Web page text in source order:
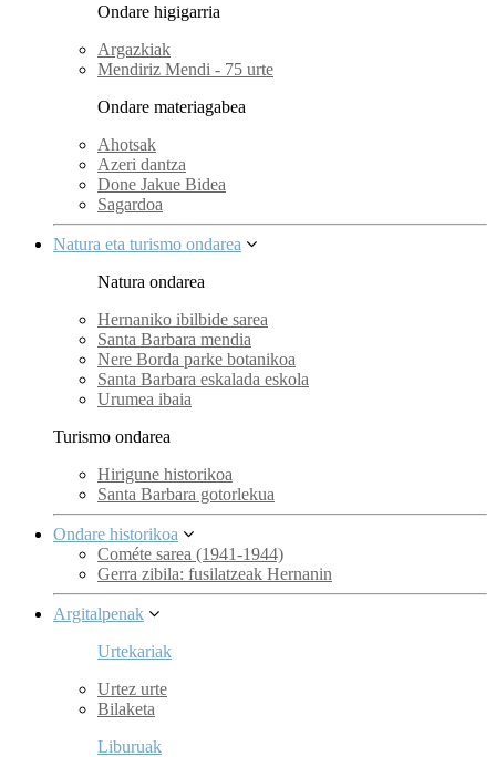
Ondare higigarria
Argazkiak
Mendiriz Mendi - 75 urte
Ondare materiagabea
Ahotsak
Azeri dantza
Done Jakue Bidea
Sagardoa
Natura eta turismo ondarea
Natura ondarea
Hernaniko ibilbide sarea
Santa Barbara mendia
Nere Borda parke botanikoa
Santa Barbara eskalada eskola
Urumea ibaia
Turismo ondarea
Hirigune historikoa
Santa Barbara gotorlekua
Ondare historikoa
Cométe sarea (1941-1944)
Gerra zibila: fusilatzeak Hernanin
Argitalpenak
Urtekariak
Urtez urte
Bilaketa
Liburuak